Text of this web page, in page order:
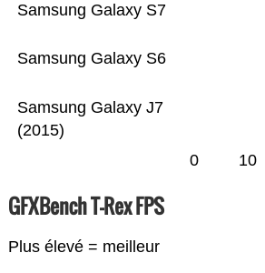
Samsung Galaxy J7
(2015)
Samsung Galaxy S6
Samsung Galaxy S7
0 10
GFXBench T-Rex FPS
Plus élevé = meilleur